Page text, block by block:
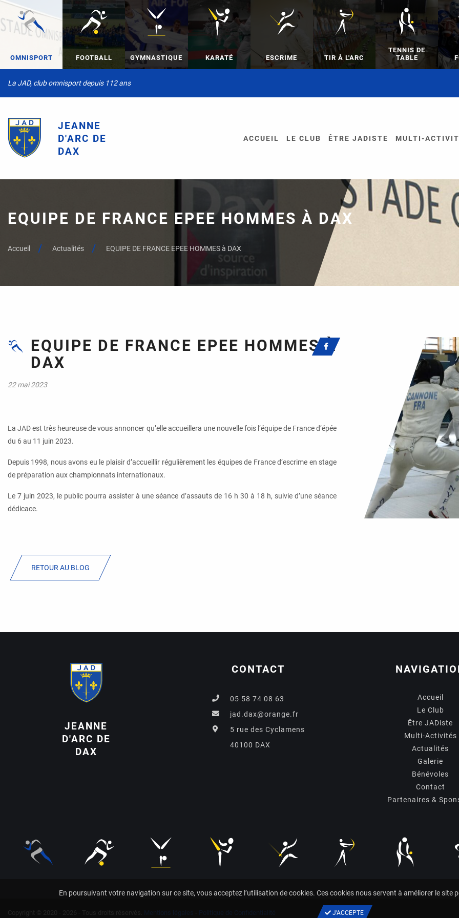
OMNISPORT FOOTBALL GYMNASTIQUE KARATÉ ESCRIME TIR À L'ARC
TENNIS DE
TABLE
La JAD, club omnisport depuis 112 ans
JEANNE
D'ARC DE
DAX
ACCUEIL LE CLUB ÊTRE JADISTE MULTI-
EQUIPE DE FRANCE EPEE HOMMES À DAX
Accueil Actualités EQUIPE DE FRANCE EPEE HOMMES à DAX
EQUIPE DE FRANCE EPEE HOMMES À
DAX
22 mai 2023
La JAD est très heureuse de vous annoncer qu’elle accueillera une nouvelle fois l’équipe de France d’épée
du 6 au 11 juin 2023.
Depuis 1998, nous avons eu le plaisir d’accueillir régulièrement les équipes de France d’escrime en stage
de préparation aux championnats internationaux.
Le 7 juin 2023, le public pourra assister à une séance d’assauts de 16 h 30 à 18 h, suivie d’une séance
dédicace.
RETOUR AU BLOG
JEANNE
D'ARC DE
DAX
CONTACT
05 58 74 08 63
jad.dax@orange.fr
5 rue des Cyclamens
40100 DAX
Accueil
Le Club
Être JADiste
Multi-Activités
Actualités
Galerie
Bénévoles
Contact
Partenaires &
Copyright © 2020 - 2026 - Tous droits réservés. Mentions légales - Politique de Confidentialité
En poursuivant votre navigation sur ce site, vous acceptez l’utilisation de cookies. Ces cookies nous servent à améliorer le site
J'ACCEPTE